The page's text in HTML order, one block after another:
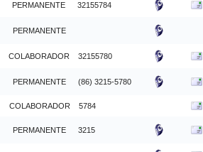
PERMANENTE 32155784
PERMANENTE
COLABORADOR 32155780
PERMANENTE (86) 3215-5780
COLABORADOR 5784
PERMANENTE 3215